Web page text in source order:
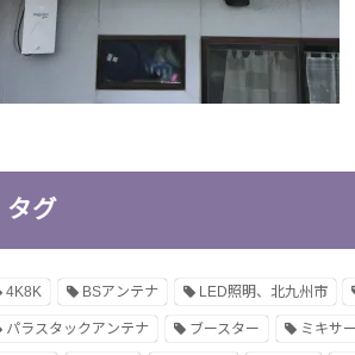
タグ
4K8K BSアンテナ LED照明、北九州市
パラスタックアンテナ ブースター ミキサー